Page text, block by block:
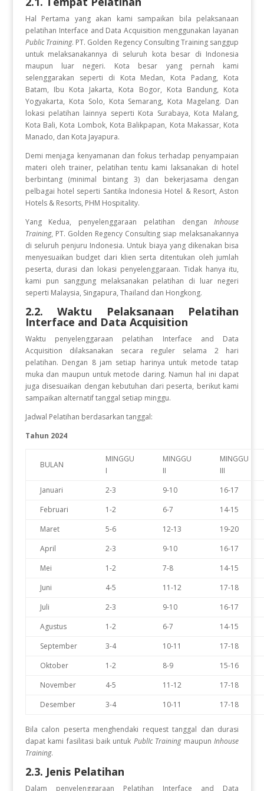
Hal Pertama yang akan kami sampaikan bila pelaksanaan
pelatihan Interface and Data Acquisition menggunakan layanan
Public Training. PT. Golden Regency Consulting Training sanggup
untuk melaksanakannya di seluruh kota besar di Indonesia
maupun luar negeri. Kota besar yang pernah kami
selenggarakan seperti di Kota Medan, Kota Padang, Kota
Batam, Ibu Kota Jakarta, Kota Bogor, Kota Bandung, Kota
Yogyakarta, Kota Solo, Kota Semarang, Kota Magelang. Dan
lokasi pelatihan lainnya seperti Kota Surabaya, Kota Malang,
Kota Bali, Kota Lombok, Kota Balikpapan, Kota Makassar, Kota
Manado, dan Kota Jayapura.
Demi menjaga kenyamanan dan fokus terhadap penyampaian
materi oleh trainer, pelatihan tentu kami laksanakan di hotel
berbintang (minimal bintang 3) dan bekerjasama dengan
pelbagai hotel seperti Santika Indonesia Hotel & Resort, Aston
Hotels & Resorts, PHM Hospitality.
Yang Kedua, penyelenggaraan pelatihan denganInhouse
Training, PT. Golden Regency Consulting siap melaksanakannya
di seluruh penjuru Indonesia. Untuk biaya yang dikenakan bisa
menyesuaikan budget dari klien serta ditentukan oleh jumlah
peserta, durasi dan lokasi penyelenggaraan. Tidak hanya itu,
kami pun sanggung melaksanakan pelatihan di luar negeri
seperti Malaysia, Singapura, Thailand dan Hongkong.
2.2. Waktu Pelaksanaan Pelatihan
Interface and Data Acquisition
Waktu penyelenggaraan pelatihan Interface and Data
Acquisition dilaksanakan secara reguler selama 2 hari
pelatihan. Dengan 8 jam setiap harinya untuk metode tatap
muka dan maupun untuk metode daring. Namun hal ini dapat
juga disesuaikan dengan kebutuhan dari peserta, berikut kami
sampaikan alternatif tanggal setiap minggu.
Jadwal Pelatihan berdasarkan tanggal:
Tahun 2024
BULAN
MINGGU
I
MINGGU
II
MINGGU
III
Januari
2-3 9-10
16-17
Februari
1-2 6-7
14-15
Maret
5-6 12-13
19-20
April
2-3 9-10
16-17
Mei
1-2 7-8
14-15
Juni
4-5 11-12
17-18
Juli
2-3 9-10
16-17
Agustus
1-2 6-7
14-15
September
3-4 10-11
17-18
Oktober
1-2 8-9
15-16
November
4-5 11-12
17-18
Desember
3-4 10-11 17-18
Bila calon peserta menghendaki request tanggal dan durasi
dapat kami fasilitasi baik untuk PublIc TrainingmaupunInhouse
Training.
2.3. Jenis Pelatihan
Dalam penyelenggaraan Pelatihan Interface and Data